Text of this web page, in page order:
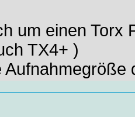
um einen Torx
TX4+ )
Aufnahmegröße